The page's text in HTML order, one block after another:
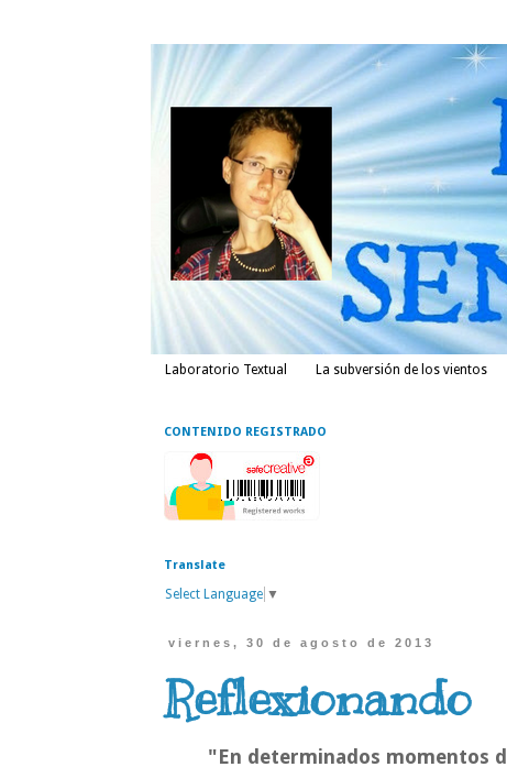
Laboratorio Textual La subversión de los vientos
CONTENIDO REGISTRADO
Translate
Select Language ▼
viernes, 30 de agosto de 2013
Reflexionando
"En determinados momentos